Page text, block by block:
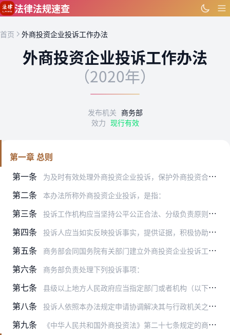
跳到主要内容
法律法规速查
首页 外商投资企业投诉工作办法
外商投资企业投诉工作办法
（2020年）
发布机关 商务部
效力 现行有效
第一章 总则
第一条
为及时有效处理外商投资企业投诉，保护外商投资合法权益，持续优化外商投资环境，根据《中华人民共和国外商投资法》和《中华人民共和国外商投资法实施条例》，制定本办法。
第二条 本办法所称外商投资企业投诉，是指：
第三条 投诉工作机构应当坚持公平公正合法、分级负责原则，及时处理投诉人反映的问题，协调完善相关政策措施。
第四条 投诉人应当如实反映投诉事实，提供证据，积极协助投诉工作机构开展投诉处理工作。
第五条 商务部会同国务院有关部门建立外商投资企业投诉工作部际联席会议制度（以下简称联席会议），协调、推动中央层面的外商投资企业投诉工作，指导和监督地方的外商投资企业投诉…
第六条 商务部负责处理下列投诉事项：
第七条 县级以上地方人民政府应当指定部门或者机构（以下简称地方投诉工作机构）负责投诉工作。地方投诉工作机构应当完善投诉工作规则、健全投诉方式、明确投诉事项受理范围和投诉…
第八条 投诉人依照本办法规定申请协调解决其与行政机关之间争议的，不影响其在法定时限内提起行政复议、行政诉讼等程序的权利。
第九条 《中华人民共和国外商投资法》第二十七条规定的商会、协会可以参照本办法，向投诉工作机构反映会员提出的投资环境方面存在的问题，并提交具体的政策措施建议。